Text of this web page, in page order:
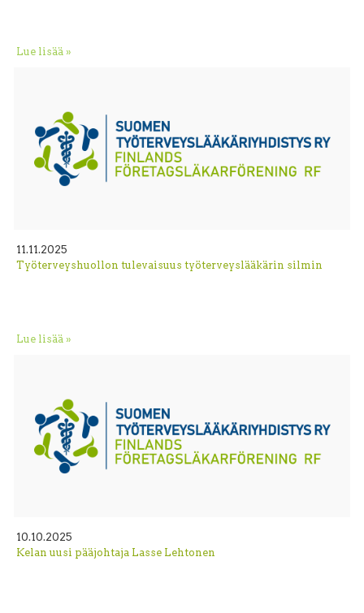
Lue lisää »
11.11.2025
Työterveyshuollon tulevaisuus työterveyslääkärin silmin
Lue lisää »
10.10.2025
Kelan uusi pääjohtaja Lasse Lehtonen